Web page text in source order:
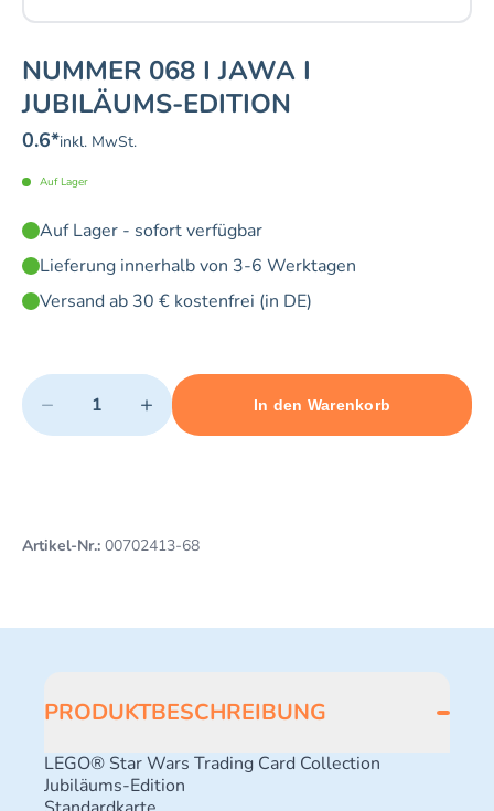
NUMMER 068 I JAWA I
JUBILÄUMS-EDITION
0.6*inkl. MwSt.
Auf Lager
Auf Lager - sofort verfügbar
Lieferung innerhalb von 3-6 Werktagen
Versand ab 30 € kostenfrei (in DE)
Quantity
− +
Minimum quantity: 1 Maximum quantity: 3
In den Warenkorb
Add 1 item to cart
Artikel-Nr.: 00702413-68
PRODUKTBESCHREIBUNG
LEGO® Star Wars Trading Card Collection
Jubiläums-Edition